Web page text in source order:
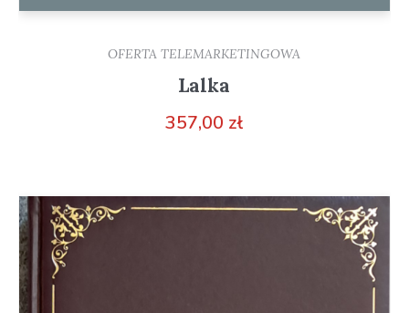
OFERTA TELEMARKETINGOWA
Lalka
357,00 zł